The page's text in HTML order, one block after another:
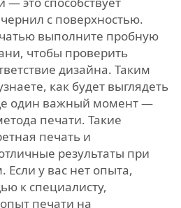
с поверхностью.
выполните пробную
чтобы проверить
дизайна. Таким
как будет выглядеть
один важный момент —
печати. Такие
печать и
результаты при
Если у вас нет опыта,
к специалисту,
печати на